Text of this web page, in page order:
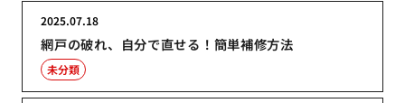
網戸の破れ、自分で直せる！簡単補修方法
2025.07.18
未分類